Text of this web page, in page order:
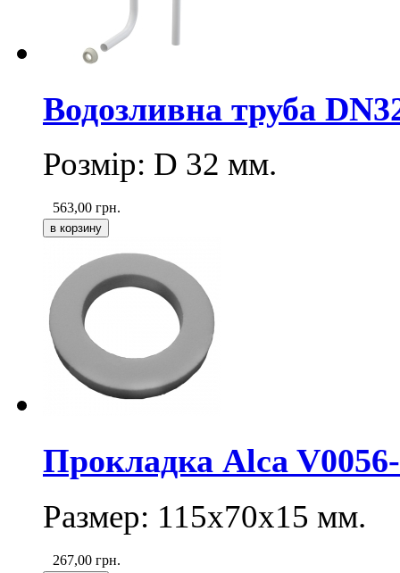
Водозливна труба
Розмір: D 32 мм.
563,00 грн.
Прокладка Alca
Размер: 115х70х15 мм.
267,00 грн.